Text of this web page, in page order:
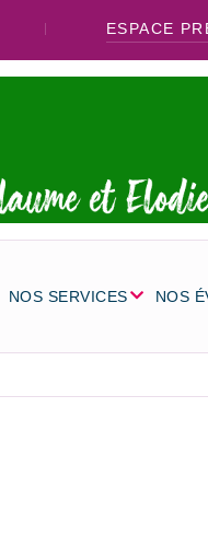
ESPACE
NOS SERVICES NOS